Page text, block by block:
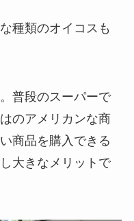
種類のオイコスも
普段のスーパーで
のアメリカンな商
商品を購入できる
大きなメリットで